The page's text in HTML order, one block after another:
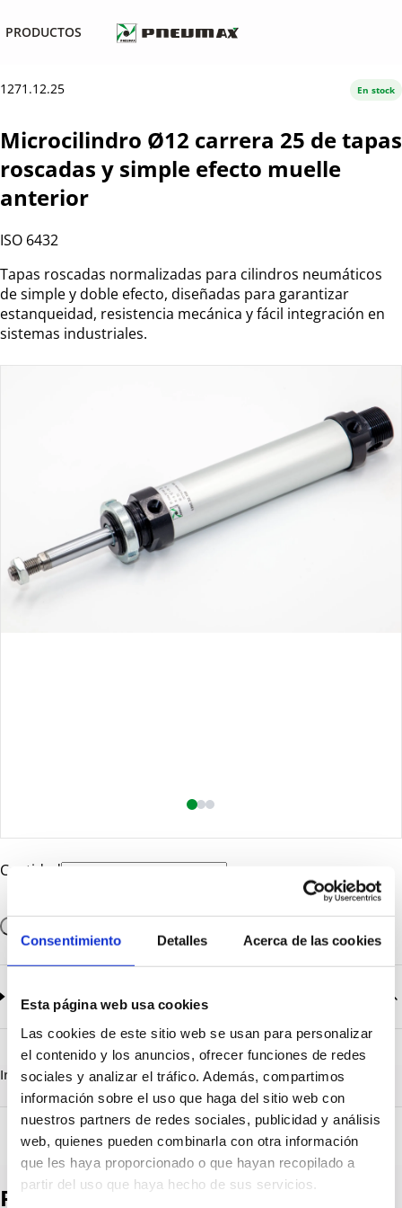
Consentimiento Detalles Acerca de las cookies
Esta página web usa cookies
Las cookies de este sitio web se usan para personalizar
el contenido y los anuncios, ofrecer funciones de redes
sociales y analizar el tráfico. Además, compartimos
información sobre el uso que haga del sitio web con
nuestros partners de redes sociales, publicidad y análisis
web, quienes pueden combinarla con otra información
que les haya proporcionado o que hayan recopilado a
partir del uso que haya hecho de sus servicios.
PRODUCTOS
1271.12.25
Microcilindro Ø12 carrera 25 de tapas
roscadas y simple efecto muelle
anterior
ISO 6432
Tapas roscadas normalizadas para cilindros neumáticos
de simple y doble efecto, diseñadas para garantizar
estanqueidad, resistencia mecánica y fácil integración en
sistemas industriales.
En stock
Cantidad
Documentación
CatalogoGeneral-EN.pdf
Descargar
Serie_1200_tapas_roscadas.pdf
Descargar
Información destacada Detalles técnicosVista 3D
Productos destacados